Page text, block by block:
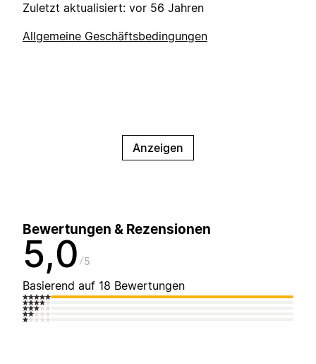
Zuletzt aktualisiert: vor 56 Jahren
Allgemeine Geschäftsbedingungen
Anzeigen
Bewertungen & Rezensionen
5,0 5
Basierend auf 18 Bewertungen